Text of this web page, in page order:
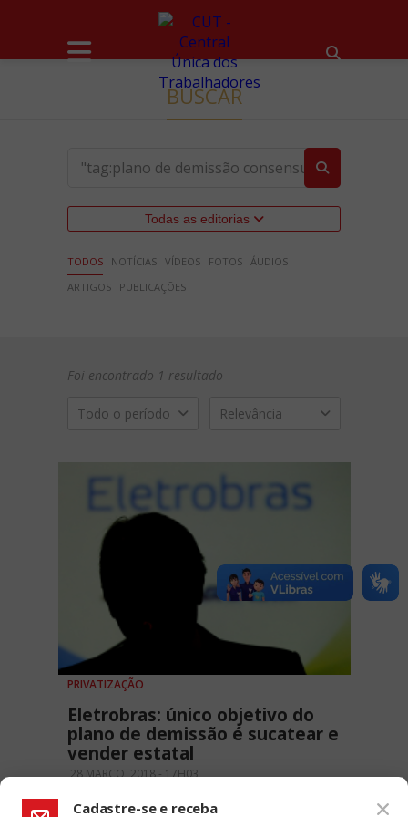
BUSCAR
Todas as editorias
TODOS NOTÍCIAS VÍDEOS FOTOS ÁUDIOS
ARTIGOS
PUBLICAÇÕES
Foi encontrado 1 resultado
Todo o período Relevância
PRIVATIZAÇÃO
Eletrobras: único objetivo do
plano de demissão é sucatear e
vender estatal
28 MARÇO, 2018 - 17H03
Cadastre-se e receba